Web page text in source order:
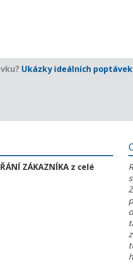
Ukázky ideálních poptávek
ZÁKAZNÍKA z celé